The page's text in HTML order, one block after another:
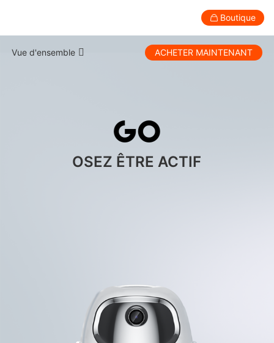
hohem GO · Desktop Auto-Tracking
Boutique
Grand public Professionnel Accessoires Assistance
Vue d'ensemble ACHETER MAINTENANT
OSEZ ÊTRE ACTIF